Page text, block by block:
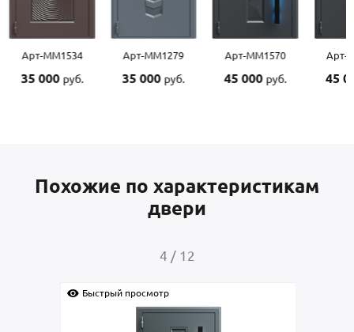
Арт-ММ1534
35 000 руб.
Арт-ММ1279
35 000 руб.
Арт-ММ1570
45 000 руб.
Арт-
45
Похожие по характеристикам
двери
4 / 12
Быстрый просмотр